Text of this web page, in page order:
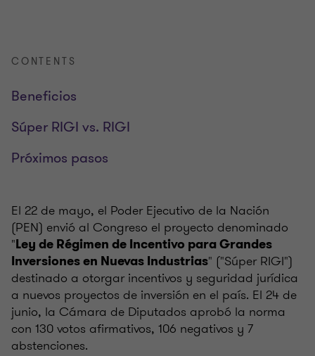
CONTENTS
Beneficios
Súper RIGI vs. RIGI
Próximos pasos
El 22 de mayo, el Poder Ejecutivo de la Nación
(PEN) envió al Congreso el proyecto denominado
"Ley de Régimen de Incentivo para Grandes
Inversiones en Nuevas Industrias" ("Súper RIGI")
destinado a otorgar incentivos y seguridad jurídica
a nuevos proyectos de inversión en el país. El 24 de
junio, la Cámara de Diputados aprobó la norma
con 130 votos afirmativos, 106 negativos y 7
abstenciones.